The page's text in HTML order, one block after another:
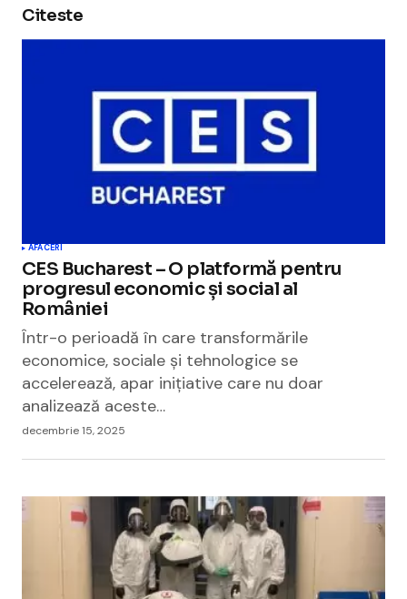
Citeste
AFACERI
CES Bucharest – O platformă pentru
progresul economic și social al
României
Într-o perioadă în care transformările
economice, sociale și tehnologice se
accelerează, apar inițiative care nu doar
analizează aceste…
decembrie 15, 2025